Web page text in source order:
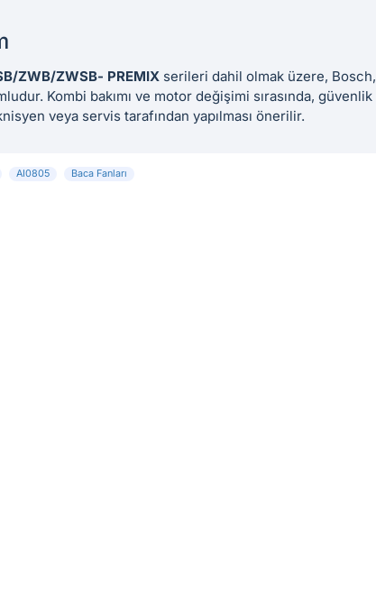
ZWB/ZWSB- PREMIX serileri dahil olmak üzere,
Kombi bakımı ve motor değişimi sırasında,
veya servis tarafından yapılması önerilir.
AI0805 Baca Fanları